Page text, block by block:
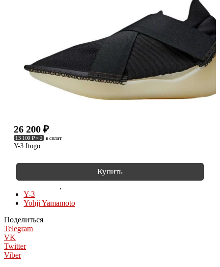
Y-3 Itogo
26 200 ₽
13 100 ₽ × 2 в сплит
Купить
Y-3
Yohji Yamamoto
Поделиться
Telegram
VK
Twitter
Viber